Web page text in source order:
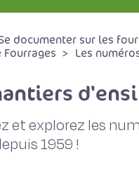
documenter sur les
Fourrages
Les
et explorez les
1959 !